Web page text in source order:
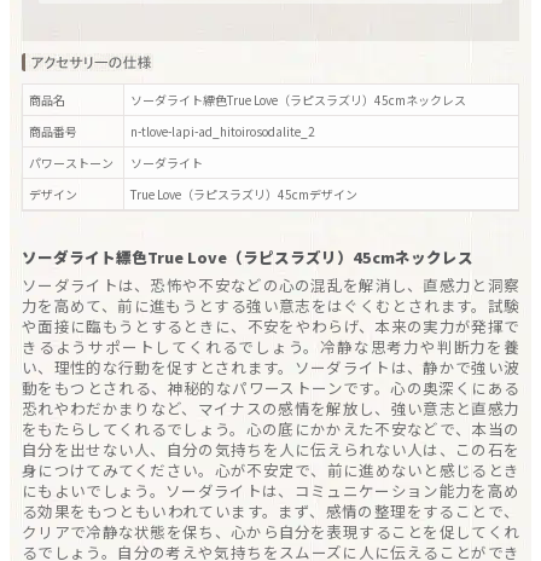
ソーダライト縹色True Love（ラピスラズリ）45cmネックレス
ソーダライトは、恐怖や不安などの心の混乱を解消し、直感力と洞察
力を高めて、前に進もうとする強い意志をはぐくむとされます。試験
や面接に臨もうとするときに、不安をやわらげ、本来の実力が発揮で
きるようサポートしてくれるでしょう。冷静な思考力や判断力を養
い、理性的な行動を促すとされます。ソーダライトは、静かで強い波
動をもつとされる、神秘的なパワーストーンです。心の奥深くにある
恐れやわだかまりなど、マイナスの感情を解放し、強い意志と直感力
をもたらしてくれるでしょう。心の底にかかえた不安などで、本当の
自分を出せない人、自分の気持ちを人に伝えられない人は、この石を
身につけてみてください。心が不安定で、前に進めないと感じるとき
にもよいでしょう。ソーダライトは、コミュニケーション能力を高め
る効果をもつともいわれています。まず、感情の整理をすることで、
クリアで冷静な状態を保ち、心から自分を表現することを促してくれ
るでしょう。自分の考えや気持ちをスムーズに人に伝えることができ
商品名
ソーダライト縹色True Love（ラピスラズリ）45cmネックレス
商品番号
n-tlove-lapi-ad_hitoirosodalite_2
パワーストーン
ソーダライト
デザイン
True Love（ラピスラズリ）45cmデザイン